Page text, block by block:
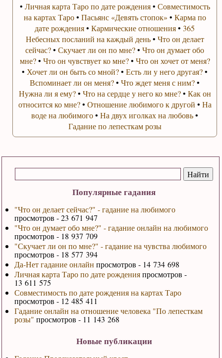
Популярные гадания
"Что он делает сейчас?" - гадание на любимого
просмотров - 23 671 947
"Что он думает обо мне?" - гадание онлайн на любимого
просмотров - 18 937 709
"Скучает ли он по мне?" - гадание на чувства любимого
просмотров - 18 577 394
Да-Нет гадание онлайн просмотров - 14 734 698
Личная карта Таро по дате рожденияпросмотров -
13 611 575
Совместимость по дате рождения на картах Таро
просмотров - 12 485 411
Гадание онлайн на отношение человека "По лепесткам
розы" просмотров - 11 143 268
Новые публикации
• Личная карта Таро по дате рождения• Совместимость
на картах Таро• Пасьянс «Девять стопок» • Карма по
дате рождения•Кармические отношения•365
Небесных посланий на каждый день• Что он делает
сейчас?•Скучает ли он по мне?•Что он думает обо
мне?• Что он чувствует ко мне?• Что он хочет от меня?
• Хочет ли он быть со мной?•Есть ли у него другая?•
Вспоминает ли он меня?•Что ждет меня с ним?•
Нужна ли я ему?• Что на сердце у него ко мне?• Как он
относится ко мне?• Отношение любимого к другой • На
воде на любимого•На двух иголках на любовь•
Гадание по лепесткам розы